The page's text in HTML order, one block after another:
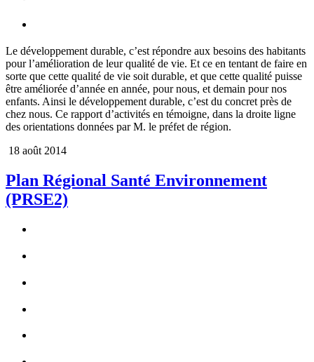
Le développement durable, c’est répondre aux besoins des habitants
pour l’amélioration de leur qualité de vie. Et ce en tentant de faire en
sorte que cette qualité de vie soit durable, et que cette qualité puisse
être améliorée d’année en année, pour nous, et demain pour nos
enfants. Ainsi le développement durable, c’est du concret près de
chez nous. Ce rapport d’activités en témoigne, dans la droite ligne
des orientations données par M. le préfet de région.
18 août 2014
Plan Régional Santé Environnement
(PRSE2)